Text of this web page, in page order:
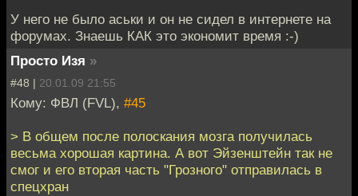
У него не было аськи и он не сидел в интернете на
форумах. Знаешь КАК это экономит время :-)
Просто Изя »
#48 | 20.01.09 21:55
Кому: ФВЛ (FVL), #45
> В общем после полоскания мозга получилась
весьма хорошая картина. А вот Эйзенштейн так не
смог и его вторая часть "Грозного" отправилась в
спецхран